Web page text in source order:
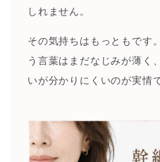
しれません。
その気持ちはもっともです
う言葉はまだなじみが薄く
いが分かりにくいのが実情